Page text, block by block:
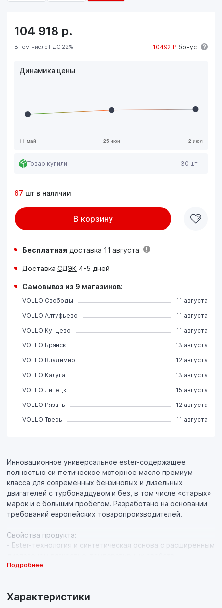
Инновационное универсальное ester-содержащее
полностью синтетическое моторное масло премиум-
класса для современных бензиновых и дизельных
двигателей с турбонаддувом и без, в том числе «старых»
марок и с большим пробегом. Разработано на основании
требований европейских товаропроизводителей.
Свойства продукта:
- Ester-технология и синтетическая основа с расширенным
обеспечивает эффективную эксплуатацию двигателя на
нагрузке (при езде по бездорожью, в гору, движении с
Подробнее
Характеристики
104 918 р.
В том числе НДС 22% 10492 ₽ бонус
Динамика цены
Товар купили: 30 шт
67 шт в наличии
В корзину
Бесплатная доставка 11 августа
Доставка СДЭК 4-5 дней
Самовывоз из 9 магазинов:
VOLLO Свободы
11 августа
VOLLO Алтуфьево
11 августа
VOLLO Кунцево
11 августа
VOLLO Брянск
13 августа
VOLLO Владимир
12 августа
VOLLO Калуга
13 августа
VOLLO Липецк
15 августа
VOLLO Рязань
12 августа
VOLLO Тверь
11 августа